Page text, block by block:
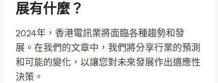
展有什麼？
2024年，香港電訊業將面臨各種趨勢和發
展。在我們的文章中，我們將分享行業的預測
和可能的變化，以讓您對未來發展作出適應性
決策。